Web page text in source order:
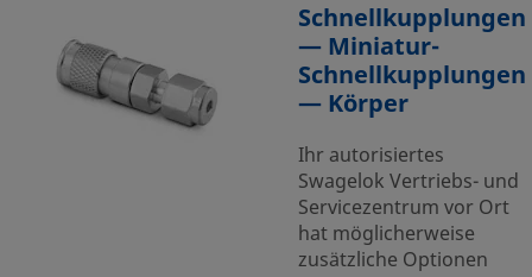
Schnellkupplungen
— Miniatur-
Schnellkupplungen
— Körper
Ihr autorisiertes
Swagelok Vertriebs- und
Servicezentrum vor Ort
hat möglicherweise
zusätzliche Optionen